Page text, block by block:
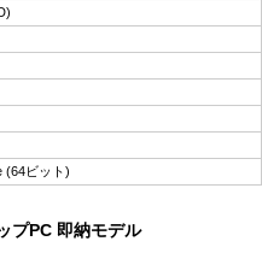
(64ビット)
プPC 即納モデル